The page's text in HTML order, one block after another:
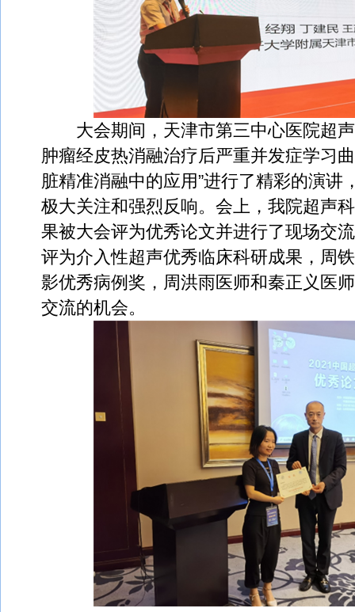
大会期间，天津市第三中心医院超声
肿瘤经皮热消融治疗后严重并发症学习
脏精准消融中的应用”进行了精彩的演讲
极大关注和强烈反响。会上，我院超声
果被大会评为优秀论文并进行了现场交
评为介入性超声优秀临床科研成果，周
影优秀病例奖，周洪雨医师和秦正义医
交流的机会。